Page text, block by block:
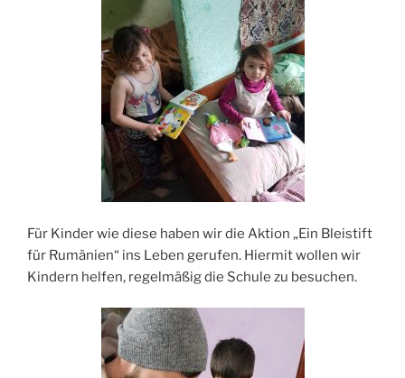
Für Kinder wie diese haben wir die Aktion „Ein Bleistift
für Rumänien“ ins Leben gerufen. Hiermit wollen wir
Kindern helfen, regelmäßig die Schule zu besuchen.